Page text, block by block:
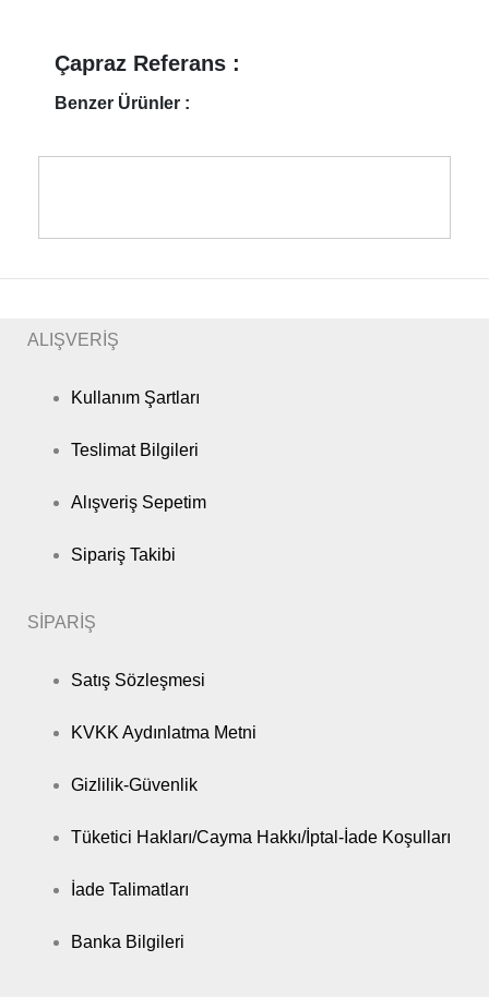
Çapraz Referans :
Benzer Ürünler :
ALIŞVERİŞ
Kullanım Şartları
Teslimat Bilgileri
Alışveriş Sepetim
Sipariş Takibi
SİPARİŞ
Satış Sözleşmesi
KVKK Aydınlatma Metni
Gizlilik-Güvenlik
Tüketici Hakları/Cayma Hakkı/İptal-İade Koşulları
İade Talimatları
Banka Bilgileri